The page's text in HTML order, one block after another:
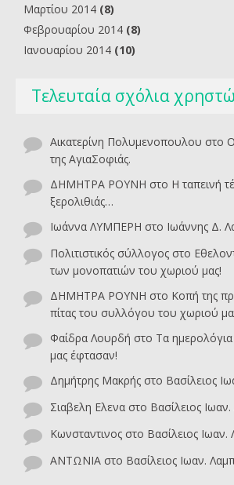
Μαρτίου 2014 (8)
Φεβρουαρίου 2014 (8)
Ιανουαρίου 2014 (10)
Τελευταία σχόλια
Αικατερίνη Πολυμενοπουλου στο
της ΑγιαΣοφιάς.
ΔΗΜΗΤΡΑ ΡΟΥΝΗ στο Η ταπεινή
ξερολιθιάς…
Ιωάννα ΛΥΜΠΕΡΗ στο Ιωάννης Δ.
Πολιτιστικός σύλλογος στο
των μονοπατιών του χωριού μας!
ΔΗΜΗΤΡΑ ΡΟΥΝΗ στο Κοπή της
πίτας του συλλόγου του χωριού
Φαίδρα Λουρδή στο Τα
μας έφτασαν!
Δημήτρης Μακρής στο Βασίλειος
Σιαβελη Ελενα στο Βασίλειος
Κωνσταντινος στο Βασίλειος Ιωαν.
ΑΝΤΩΝΙΑ στο Βασίλειος Ιωαν.